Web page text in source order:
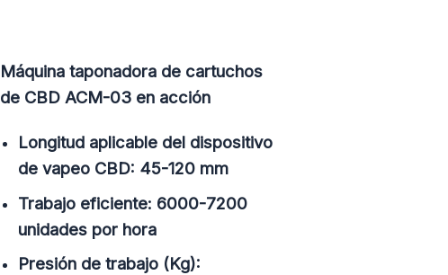
Máquina taponadora de cartuchos
de CBD ACM-03 en acción
Longitud aplicable del dispositivo
de vapeo CBD: 45-120 mm
Trabajo eficiente: 6000-7200
unidades por hora
Presión de trabajo (Kg):